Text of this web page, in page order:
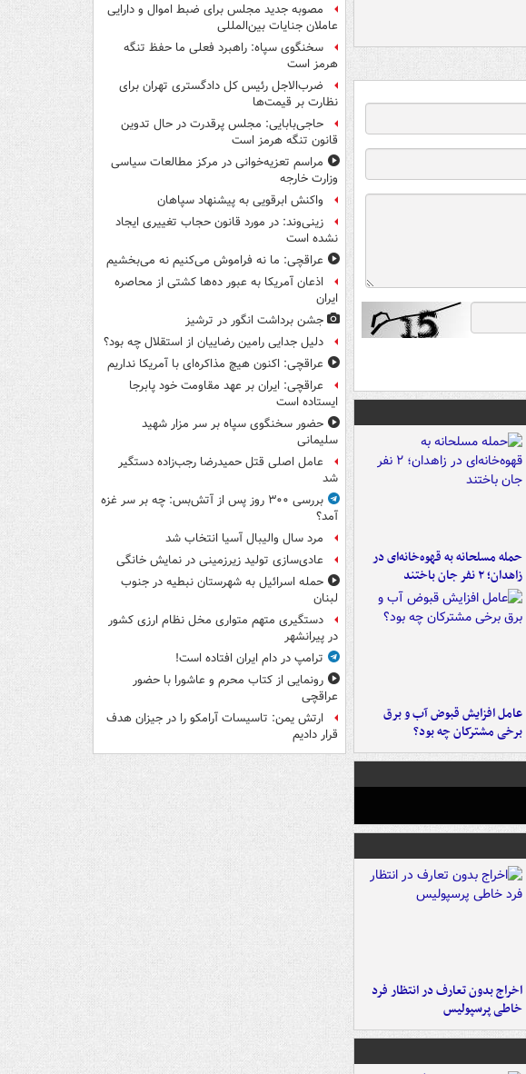
حمله مسلحانه به قهوه‌خانه‌ای در
زاهدان؛ ۲ نفر جان باختند
عامل افزایش قبوض آب و برق
برخی مشترکان چه بود؟
اخراج بدون تعارف در انتظار فرد
خاطی پرسپولیس
مصوبه جدید مجلس برای ضبط اموال و دارایی
عاملان جنایات بین‌المللی
سخنگوی سپاه: راهبرد فعلی ما حفظ تنگه
هرمز است
ضرب‌الاجل رئیس کل دادگستری تهران برای
نظارت بر قیمت‌ها
حاجی‌بابایی: مجلس پرقدرت در حال تدوین
قانون تنگه هرمز است
مراسم تعزیه‌خوانی در مرکز مطالعات سیاسی
وزارت خارجه
واکنش ابرقویی به پیشنهاد سپاهان
زینی‌وند: در مورد قانون حجاب تغییری ایجاد
نشده است
عراقچی: ما نه فراموش می‌کنیم نه می‌بخشیم
اذعان آمریکا به عبور ده‌ها کشتی از محاصره
ایران
جشن برداشت انگور در ترشیز
دلیل جدایی رامین رضاییان از استقلال چه بود؟
عراقچی: اکنون هیچ مذاکره‌ای با آمریکا نداریم
عراقچی: ایران بر عهد مقاومت خود پابرجا
ایستاده است
حضور سخنگوی سپاه بر سر مزار شهید
سلیمانی
عامل اصلی قتل حمیدرضا رجب‌زاده دستگیر
شد
بررسی ۳۰۰ روز پس از آتش‌بس: چه بر سر غزه
آمد؟
مرد سال والیبال آسیا انتخاب شد
عادی‌سازی تولید زیرزمینی در نمایش خانگی
حمله اسرائیل به شهرستان نبطیه در جنوب
لبنان
دستگیری متهم متواری مخل نظام ارزی کشور
در پیرانشهر
ترامپ در دام ایران افتاده است!
رونمایی از کتاب محرم و عاشورا با حضور
عراقچی
ارتش یمن: تاسیسات آرامکو را در جیزان هدف
قرار دادیم